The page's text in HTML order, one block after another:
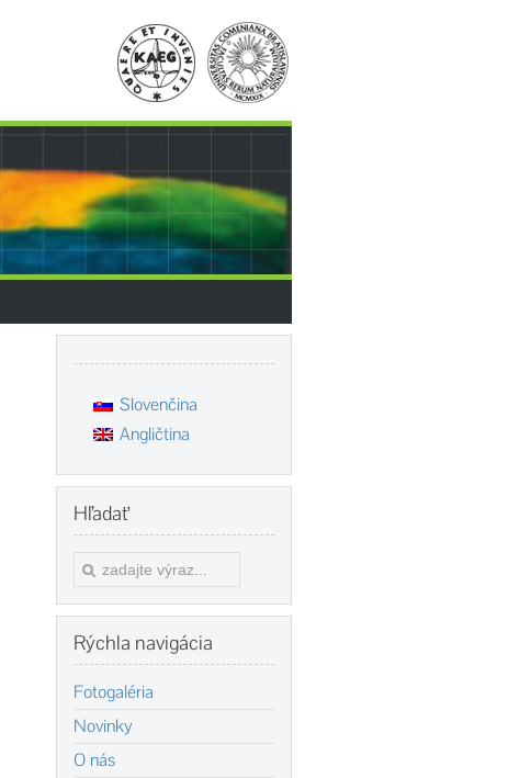
Slovenčina
Angličtina
Hľadať
Rýchla navigácia
Fotogaléria
Novinky
O nás